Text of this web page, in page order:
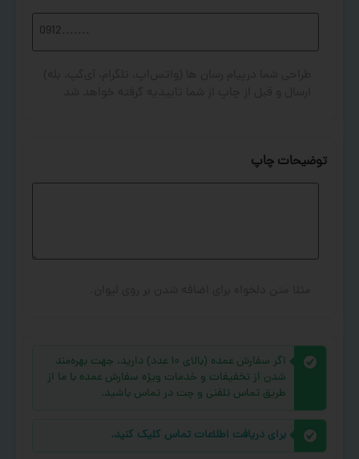
توضیحات چاپ
اگر سفارش عمده (بالای ۱۰ عدد) دارید، جهت بهره‌مند
شدن از تخفیفات و خدمات ویژه سفارش عمده با ما از
طریق تماس تلفنی و چت در تماس باشید.
برای دریافت اطلاعات تماس کلیک کنید.